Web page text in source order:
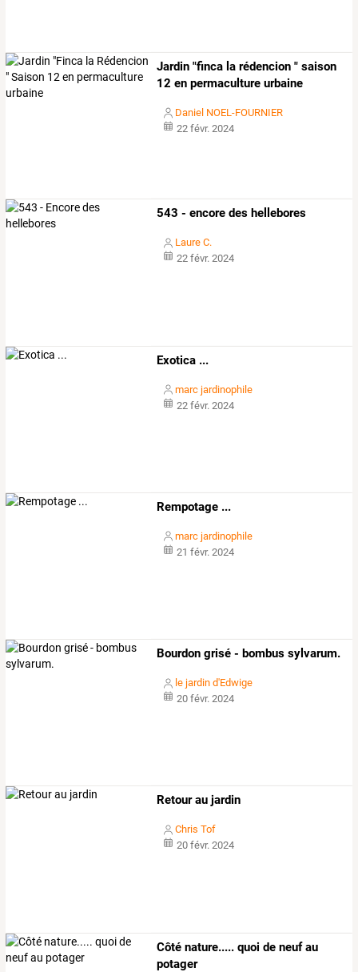
Jardin "finca la rédencion " saison
12 en permaculture urbaine
Daniel NOEL-FOURNIER
22 févr. 2024
543 - encore des hellebores
Laure C.
22 févr. 2024
Exotica ...
marc jardinophile
22 févr. 2024
Rempotage ...
marc jardinophile
21 févr. 2024
Bourdon grisé - bombus sylvarum.
le jardin d'Edwige
20 févr. 2024
Retour au jardin
Chris Tof
20 févr. 2024
Côté nature..... quoi de neuf au
potager